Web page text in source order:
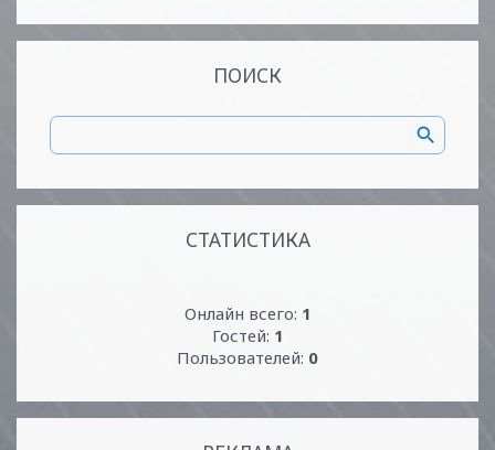
ПОИСК
СТАТИСТИКА
Онлайн всего: 1
Гостей: 1
Пользователей: 0